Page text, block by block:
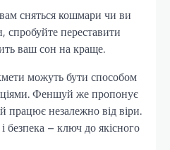
сняться кошмари чи ви
спробуйте переставити
ваш сон на краще.
можуть бути способом
Феншуй же пропонує
працює незалежно від віри.
безпека – ключ до якісного